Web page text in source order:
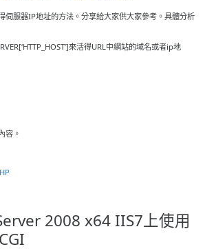
載】
確
伺服器IP地址的方法。分享給大家供大家參考。具體分析
來活得URL中網站的域名或者ip地
容。
2008 x64 IIS7上使用